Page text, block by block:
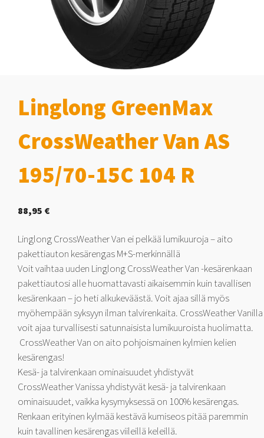
Linglong GreenMax
CrossWeather Van AS
195/70-15C 104 R
88,95 €
Linglong CrossWeather Van ei pelkää lumikuuroja – aito
pakettiauton kesärengas M+S-merkinnällä
Voit vaihtaa uuden Linglong CrossWeather Van -kesärenkaan
pakettiautosi alle huomattavasti aikaisemmin kuin tavallisen
kesärenkaan – jo heti alkukeväästä. Voit ajaa sillä myös
myöhempään syksyyn ilman talvirenkaita. CrossWeather Vanilla
voit ajaa turvallisesti satunnaisista lumikuuroista huolimatta.
CrossWeather Van on aito pohjoismainen kylmien kelien
kesärengas!
Kesä- ja talvirenkaan ominaisuudet yhdistyvät
CrossWeather Vanissa yhdistyvät kesä- ja talvirenkaan
ominaisuudet, vaikka kysymyksessä on 100% kesärengas.
Renkaan erityinen kylmää kestävä kumiseos pitää paremmin
kuin tavallinen kesärengas viileillä keleillä.